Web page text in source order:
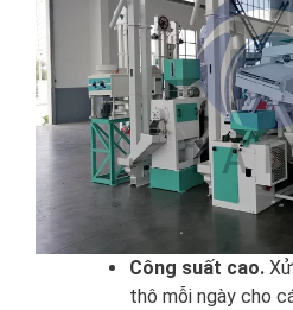
Công suất cao.
thô mỗi ngày cho